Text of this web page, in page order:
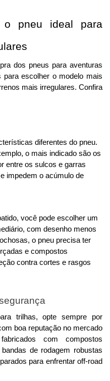
o pneu ideal para
dos pneus para aventuras
escolher o modelo mais
mais irregulares. Confira
diferentes do pneu.
o mais indicado são os
entre os sulcos e garras
impedem o acúmulo de
você pode escolher um
com desenho menos
o pneu precisa ter
e compostos
contra cortes e rasgos
trilhas, opte sempre por
boa reputação no mercado
com compostos
de rodagem robustas
para enfrentar off-road